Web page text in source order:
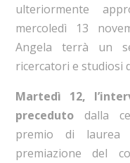
ulteriormente
mercoledì 13
Angela terrà un
ricercatori e studiosi
Martedì 12,
precedutodalla
premio di laurea
premiazione del